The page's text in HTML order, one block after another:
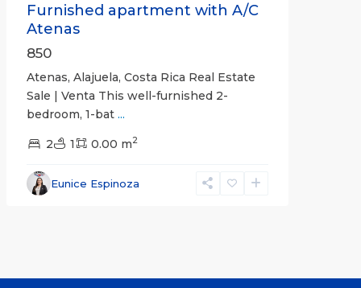
Furnished apartment with A/C
Atenas
850
Atenas, Alajuela, Costa Rica Real Estate
Sale | Venta This well-furnished 2-
bedroom, 1-bat ...
2 1 0.00 m2
Eunice Espinoza